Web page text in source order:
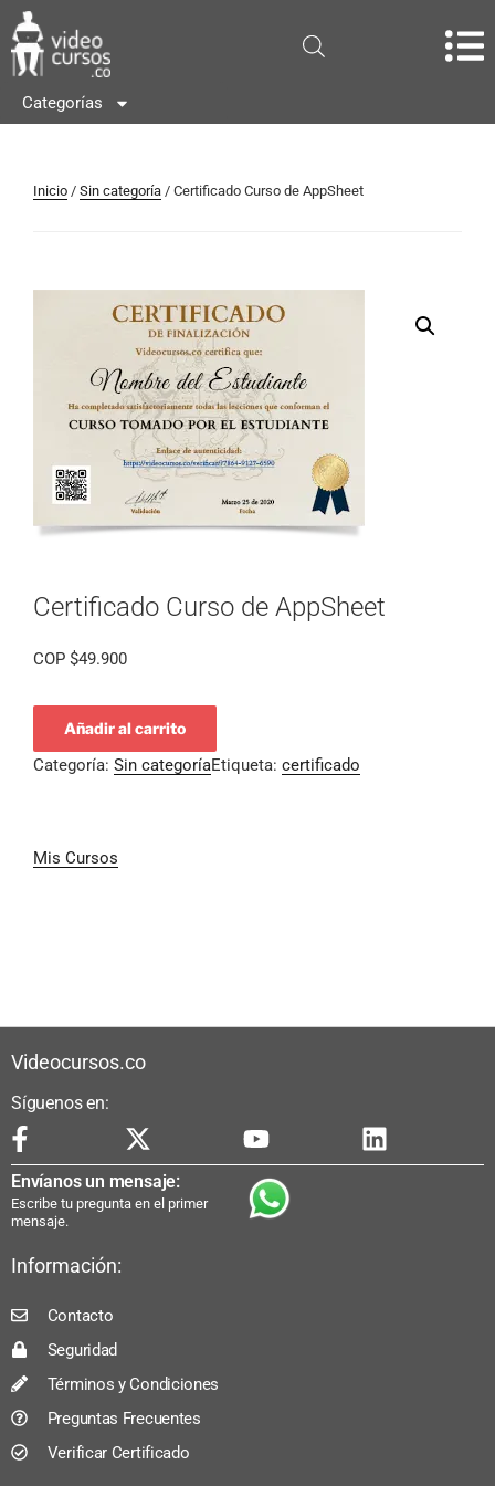
Categorías
Inicio / Sin categoría / Certificado Curso de AppSheet
Certificado Curso de AppSheet
COP $49.900
Añadir al carrito
Categoría: Sin categoríaEtiqueta: certificado
Mis Cursos
Videocursos.co
Síguenos en:
Envíanos un mensaje:
Escribe tu pregunta en el primer
mensaje.
Información:
Contacto
Seguridad
Términos y Condiciones
Preguntas Frecuentes
Verificar Certificado